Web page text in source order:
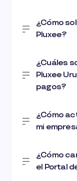
¿Cómo
Pluxee?
¿Cuáles
Pluxee
pagos?
¿Cómo
mi
¿Cómo
el Portal